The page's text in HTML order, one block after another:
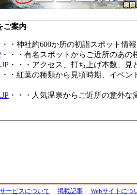
ご案内
・・神社約600か所の初詣スポット情
・・・有名スポットからご近所のあ
・・・アクセス、打ち上げ本数、
・・紅葉の種類から見頃時期、イベ
・・・人気温泉からご近所の意外
ービスについて ｜ 掲載記事 ｜ Webサイトにつ